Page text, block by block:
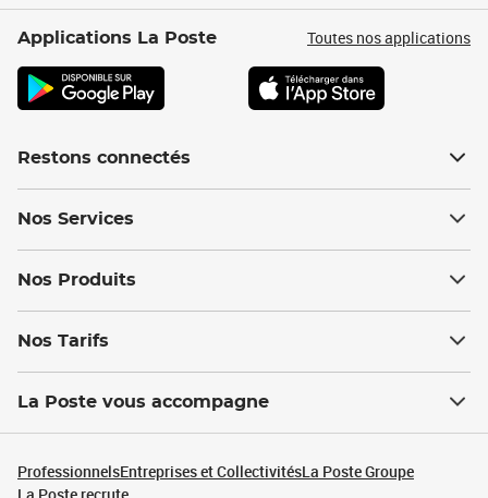
Applications La Poste Toutes nos applications
Restons connectés
Nos Services
Nos Produits
Nos Tarifs
La Poste vous accompagne
ProfessionnelsEntreprises et CollectivitésLa Poste Groupe